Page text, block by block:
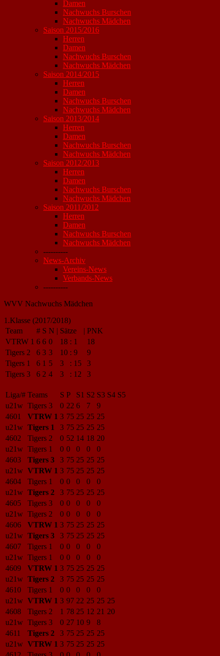
Damen
Nachwuchs Burschen
Nachwuchs Mädchen
Saison 2015/2016
Herren
Damen
Nachwuchs Burschen
Nachwuchs Mädchen
Saison 2014/2015
Herren
Damen
Nachwuchs Burschen
Nachwuchs Mädchen
Saison 2013/2014
Herren
Damen
Nachwuchs Burschen
Nachwuchs Mädchen
Saison 2012/2013
Herren
Damen
Nachwuchs Burschen
Nachwuchs Mädchen
Saison 2011/2012
Herren
Damen
Nachwuchs Burschen
Nachwuchs Mädchen
----------
News-Archiv
Vereins-News
Verbands-News
----------
WVV Nachwuchs Mädchen
1.Klasse (2017/2018)
Team
# S N | Sätze | PNK
VTRW 1 6 6 0 18 : 1
18
Tigers 2
6 3 3 10 : 9
9
Tigers 1
6 1 5 3 : 15
3
Tigers 3
6 2 4 3 : 12 3
Liga/# Teams S P S1 S2 S3 S4 S5
u21w Tigers 3 0 22 6 7
9
4601
VTRW 1 3 75 25 25 25
u21w Tigers 1 3 75 25 25 25
4602
Tigers 2 0 52 14 18 20
u21w Tigers 1 0 0 0 0
0
4603
Tigers 3 3 75 25 25 25
u21w VTRW 1 3 75 25 25 25
4604
Tigers 1 0 0 0 0
0
u21w Tigers 2 3 75 25 25 25
4605
Tigers 3 0 0 0 0
0
u21w Tigers 2 0 0 0 0
0
4606
VTRW 1 3 75 25 25 25
u21w Tigers 3 3 75 25 25 25
4607
Tigers 1 0 0 0 0
0
u21w Tigers 1 0 0 0 0
0
4609
VTRW 1 3 75 25 25 25
u21w Tigers 2 3 75 25 25 25
4610
Tigers 1 0 0 0 0
0
u21w VTRW 1 3 97 22 25 25 25
4608
Tigers 2 1 78 25 12 21 20
u21w Tigers 3 0 27 10 9
8
4611
Tigers 2 3 75 25 25 25
u21w VTRW 1 3 75 25 25 25